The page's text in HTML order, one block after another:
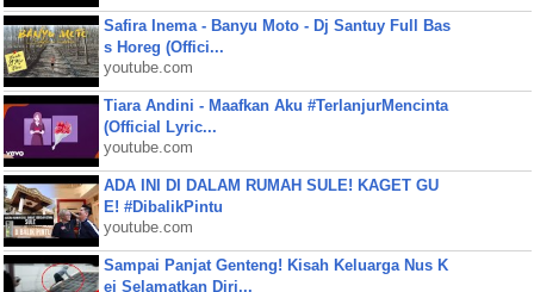
Safira Inema - Banyu Moto - Dj Santuy Full Bas
s Horeg (Offici...
youtube.com
Tiara Andini - Maafkan Aku #TerlanjurMencinta
(Official Lyric...
youtube.com
ADA INI DI DALAM RUMAH SULE! KAGET GU
E! #DibalikPintu
youtube.com
Sampai Panjat Genteng! Kisah Keluarga Nus K
ei Selamatkan Diri...